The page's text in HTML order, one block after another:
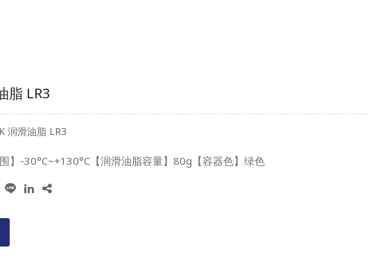
脂 LR3
润滑油脂 LR3
围】-30°C~+130°C【润滑油脂容量】80g【容器色】绿色